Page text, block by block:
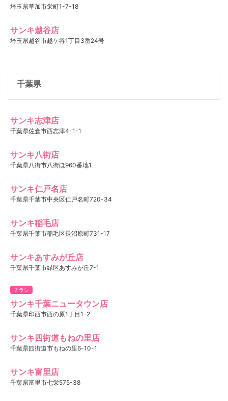
埼玉県草加市栄町1-7-18
サンキ越谷店
埼玉県越谷市越ケ谷1丁目3番24号
千葉県
サンキ志津店
千葉県佐倉市西志津4-1-1
サンキ八街店
千葉県八街市八街ほ960番地1
サンキ仁戸名店
千葉県千葉市中央区仁戸名町720-34
サンキ稲毛店
千葉県千葉市稲毛区長沼原町731-17
サンキあすみが丘店
千葉県千葉市緑区あすみが丘7-1
チラシ
サンキ千葉ニュータウン店
千葉県印西市西の原1丁目1-2
サンキ四街道もねの里店
千葉県四街道市もねの里6-10-1
サンキ富里店
千葉県富里市七栄575-38